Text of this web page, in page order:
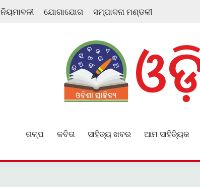
ନିୟମାବଳୀ ଯୋଗାଯୋଗ ସମ୍ପାଦନା ମଣ୍ଡଳୀ
ଗଳ୍ପ କବିତା ସାହିତ୍ୟ ଖବର ଆମ ସାହିତ୍ୟିକ